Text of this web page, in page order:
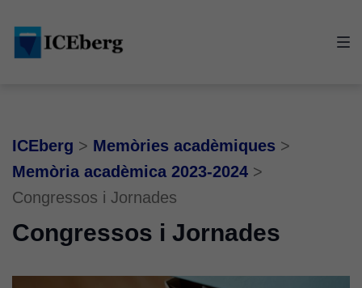
main
content
footer
ICEberg > Memòries acadèmiques >
Memòria acadèmica 2023-2024 >
Congressos i Jornades
Congressos i Jornades